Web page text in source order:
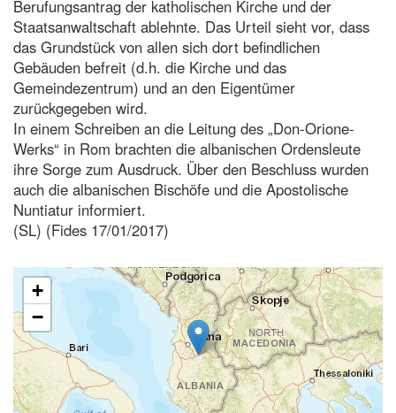
Berufungsantrag der katholischen Kirche und der
Staatsanwaltschaft ablehnte. Das Urteil sieht vor, dass
das Grundstück von allen sich dort befindlichen
Gebäuden befreit (d.h. die Kirche und das
Gemeindezentrum) und an den Eigentümer
zurückgegeben wird.
In einem Schreiben an die Leitung des „Don-Orione-
Werks“ in Rom brachten die albanischen Ordensleute
ihre Sorge zum Ausdruck. Über den Beschluss wurden
auch die albanischen Bischöfe und die Apostolische
Nuntiatur informiert.
(SL) (Fides 17/01/2017)
+
−